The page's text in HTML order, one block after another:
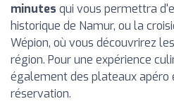
minutes qui vous permettra
historique de Namur, ou la
Wépion, où vous découvrirez
région. Pour une expérience
également des plateaux apéro
réservation.